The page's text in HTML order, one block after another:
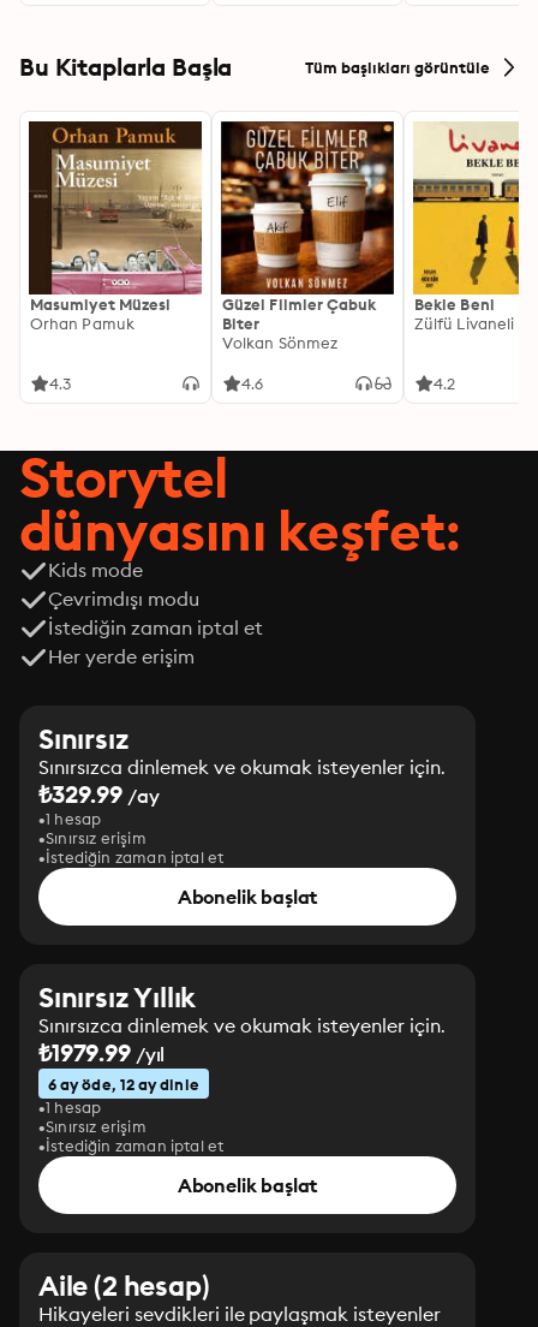
collection.
Tales of a Traveler,
The Alhambra,
The Crayon Papers
Bu Kitaplarla Başla Tüm başlıkları görüntüle
Masumiyet Müzesi
Orhan Pamuk
4.3
Güzel Filmler Çabuk
Biter
Volkan Sönmez
4.6
Bekle Beni
Zülfü Livaneli
4.2
Storytel
dünyasını keşfet:
Kids mode
Çevrimdışı modu
İstediğin zaman iptal et
Her yerde erişim
Sınırsız
Sınırsızca dinlemek ve okumak isteyenler için.
₺329.99 /ay
1 hesap
Sınırsız erişim
İstediğin zaman iptal et
Abonelik başlat
Sınırsız Yıllık
Sınırsızca dinlemek ve okumak isteyenler için.
₺1979.99/yıl
6 ay öde, 12 ay dinle
1 hesap
Sınırsız erişim
İstediğin zaman iptal et
Abonelik başlat
Aile (2 hesap)
Hikayeleri sevdikleri ile paylaşmak isteyenler